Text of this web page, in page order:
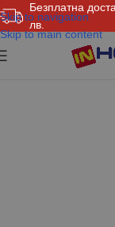
Безплатна
лв.
Skip to navigation
Skip to main content